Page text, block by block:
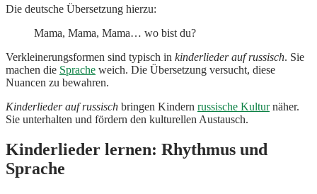
Die deutsche Übersetzung hierzu:
Mama, Mama, Mama… wo bist du?
Verkleinerungsformen sind typisch in kinderlieder auf russisch. Sie
machen die Sprache weich. Die Übersetzung versucht, diese
Nuancen zu bewahren.
Kinderlieder auf russisch bringen Kindern russische Kulturnäher.
Sie unterhalten und fördern den kulturellen Austausch.
Kinderlieder lernen: Rhythmus und
Sprache